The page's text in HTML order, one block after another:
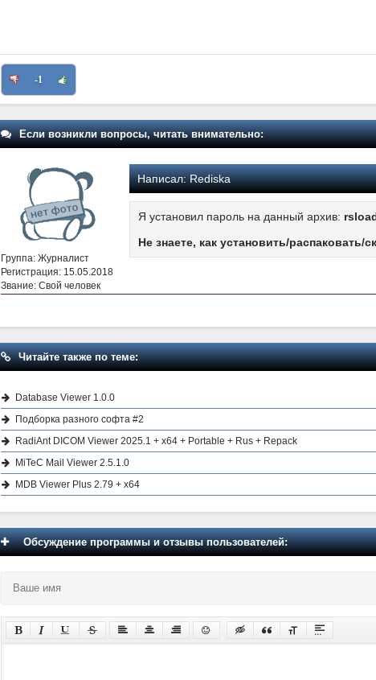
-1
Если возникли вопросы, читать внимательно:
Группа: Журналист
Регистрация: 15.05.2018
Звание: Свой человек
Написал:Rediska
Я установил пароль на данный архив:
Не знаете, как установить/распаковать/
Читайте также по теме:
Database Viewer 1.0.0
Подборка разного софта #2
RadiAnt DICOM Viewer 2025.1 + x64 + Portable + Rus + Repack
MiTeC Mail Viewer 2.5.1.0
MDB Viewer Plus 2.79 + x64
Обсуждение программы и отзывы пользователей: